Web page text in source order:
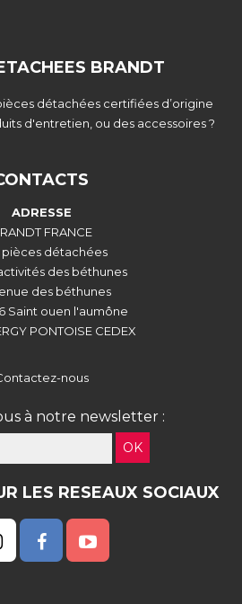
BRANDT
détachées certifiées d’origine
d'entretien, ou des accessoires ?
ADRESSE
FRANCE
pièces détachées
des béthunes
des béthunes
Saint ouen l'aumône
PONTOISE CEDEX
nous
à notre newsletter :
OK
LES RESEAUX SOCIAUX